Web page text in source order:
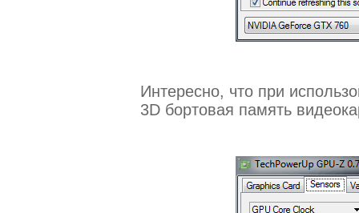
Интересно, что при
3D бортовая память